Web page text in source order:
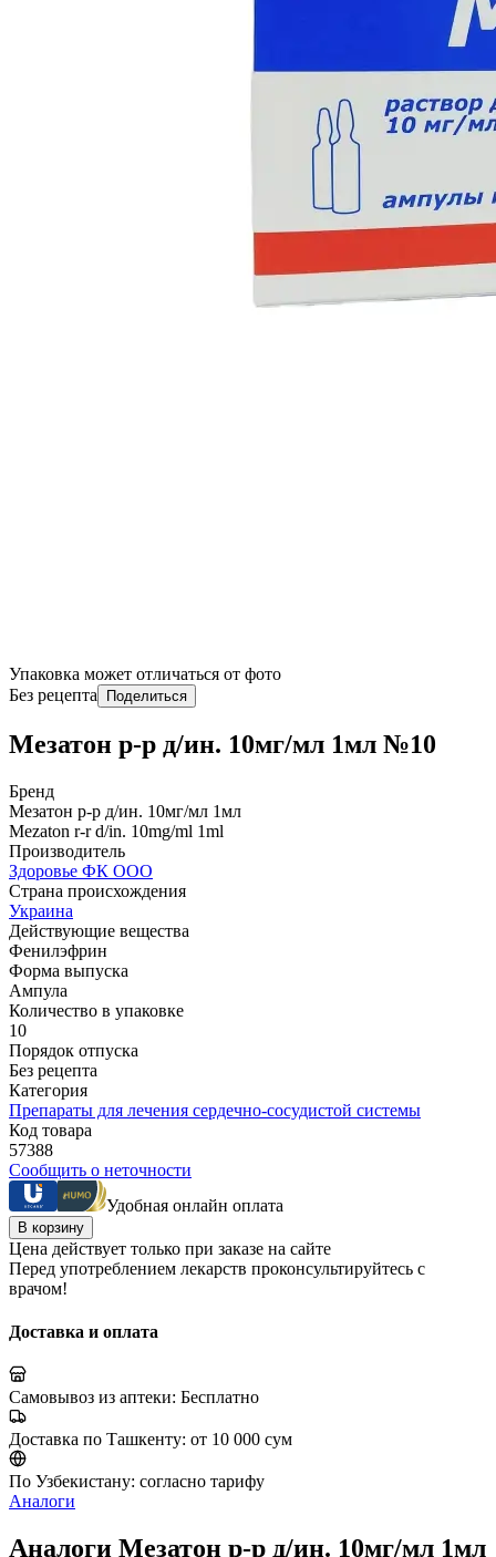
Упаковка может отличаться от фото
Без рецепта
Поделиться
Мезатон р-р д/ин. 10мг/мл 1мл №10
Бренд
Мезатон р-р д/ин. 10мг/мл 1мл
Mezaton r-r d/in. 10mg/ml 1ml
Производитель
Здоровье ФК ООО
Страна происхождения
Украина
Действующие вещества
Фенилэфрин
Форма выпуска
Ампула
Количество в упаковке
10
Порядок отпуска
Без рецепта
Категория
Препараты для лечения сердечно-сосудистой системы
Код товара
57388
Сообщить о неточности
Удобная онлайн оплата
В корзину
Цена действует только при заказе на сайте
Перед употреблением лекарств проконсультируйтесь с
врачом!
Доставка и оплата
Самовывоз из аптеки: Бесплатно
Доставка по Ташкенту: от 10 000 сум
По Узбекистану: согласно тарифу
Аналоги
Аналоги Мезатон р-р д/ин. 10мг/мл 1мл